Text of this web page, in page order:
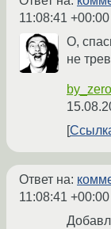
11:08:41 +00:00
О,
не
by_zero
Ответ на:
11:08:41 +00:00